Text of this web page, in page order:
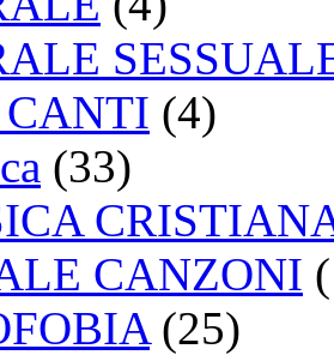
(4)
(33)
CANZONI
(25)